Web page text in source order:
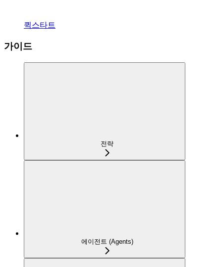
퀵스타트
가이드
전략
에이전트 (Agents)